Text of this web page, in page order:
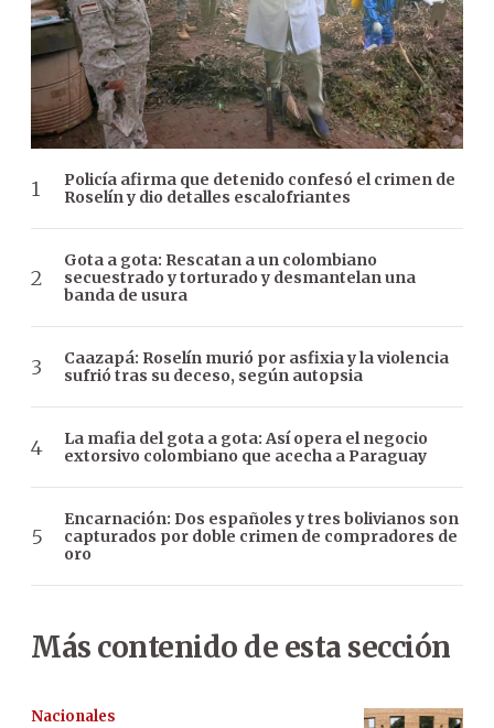
Policía afirma que detenido confesó el crimen de
Roselín y dio detalles escalofriantes
Gota a gota: Rescatan a un colombiano
secuestrado y torturado y desmantelan una
banda de usura
Caazapá: Roselín murió por asfixia y la violencia
sufrió tras su deceso, según autopsia
La mafia del gota a gota: Así opera el negocio
extorsivo colombiano que acecha a Paraguay
Encarnación: Dos españoles y tres bolivianos son
capturados por doble crimen de compradores de
oro
Más contenido de esta sección
Nacionales